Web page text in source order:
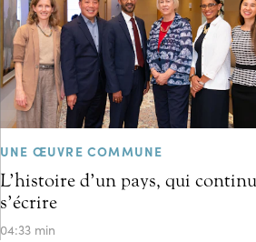
UNE ŒUVRE COMMUNE
L’histoire d’un pays, qui
s’écrire
04:33 min